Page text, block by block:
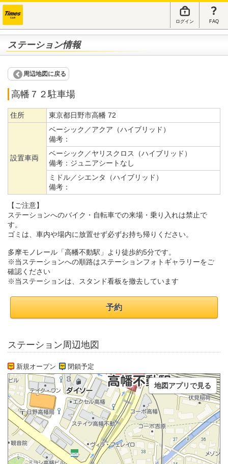
ログイン FAQ
ステーション情報
周辺地図に戻る
高幡７２駐車場
住所 東京都日野市高幡 72
設置車両
ベーシック／アクア（ハイブリッド）
備考：
ベーシック／ヤリスクロス（ハイブリッド）
備考： ジュニアシートなし
ミドル／シエンタ（ハイブリッド）
備考：
【ご注意】
ステーションへのバイク・自転車での来場・乗り入れは禁止で
す。
ゴミは、車内や場内に放置せず必ずお持ち帰りください。
多摩モノレール「高幡不動駅」より徒歩約5分です。
※当ステーションへの順路はステーションフォトギャラリーをご
確認ください
※当ステーションは、スタンド看板を撤去しています
予約
ステーション周辺地図
新規オープン 閉鎖予定
地図アプリで見る